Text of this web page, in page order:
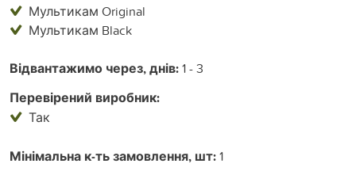
Мультикам Original
Мультикам Black
Відвантажимо через, днів:1 - 3
Перевірений виробник:
Так
Мінімальна к-ть замовлення, шт:1